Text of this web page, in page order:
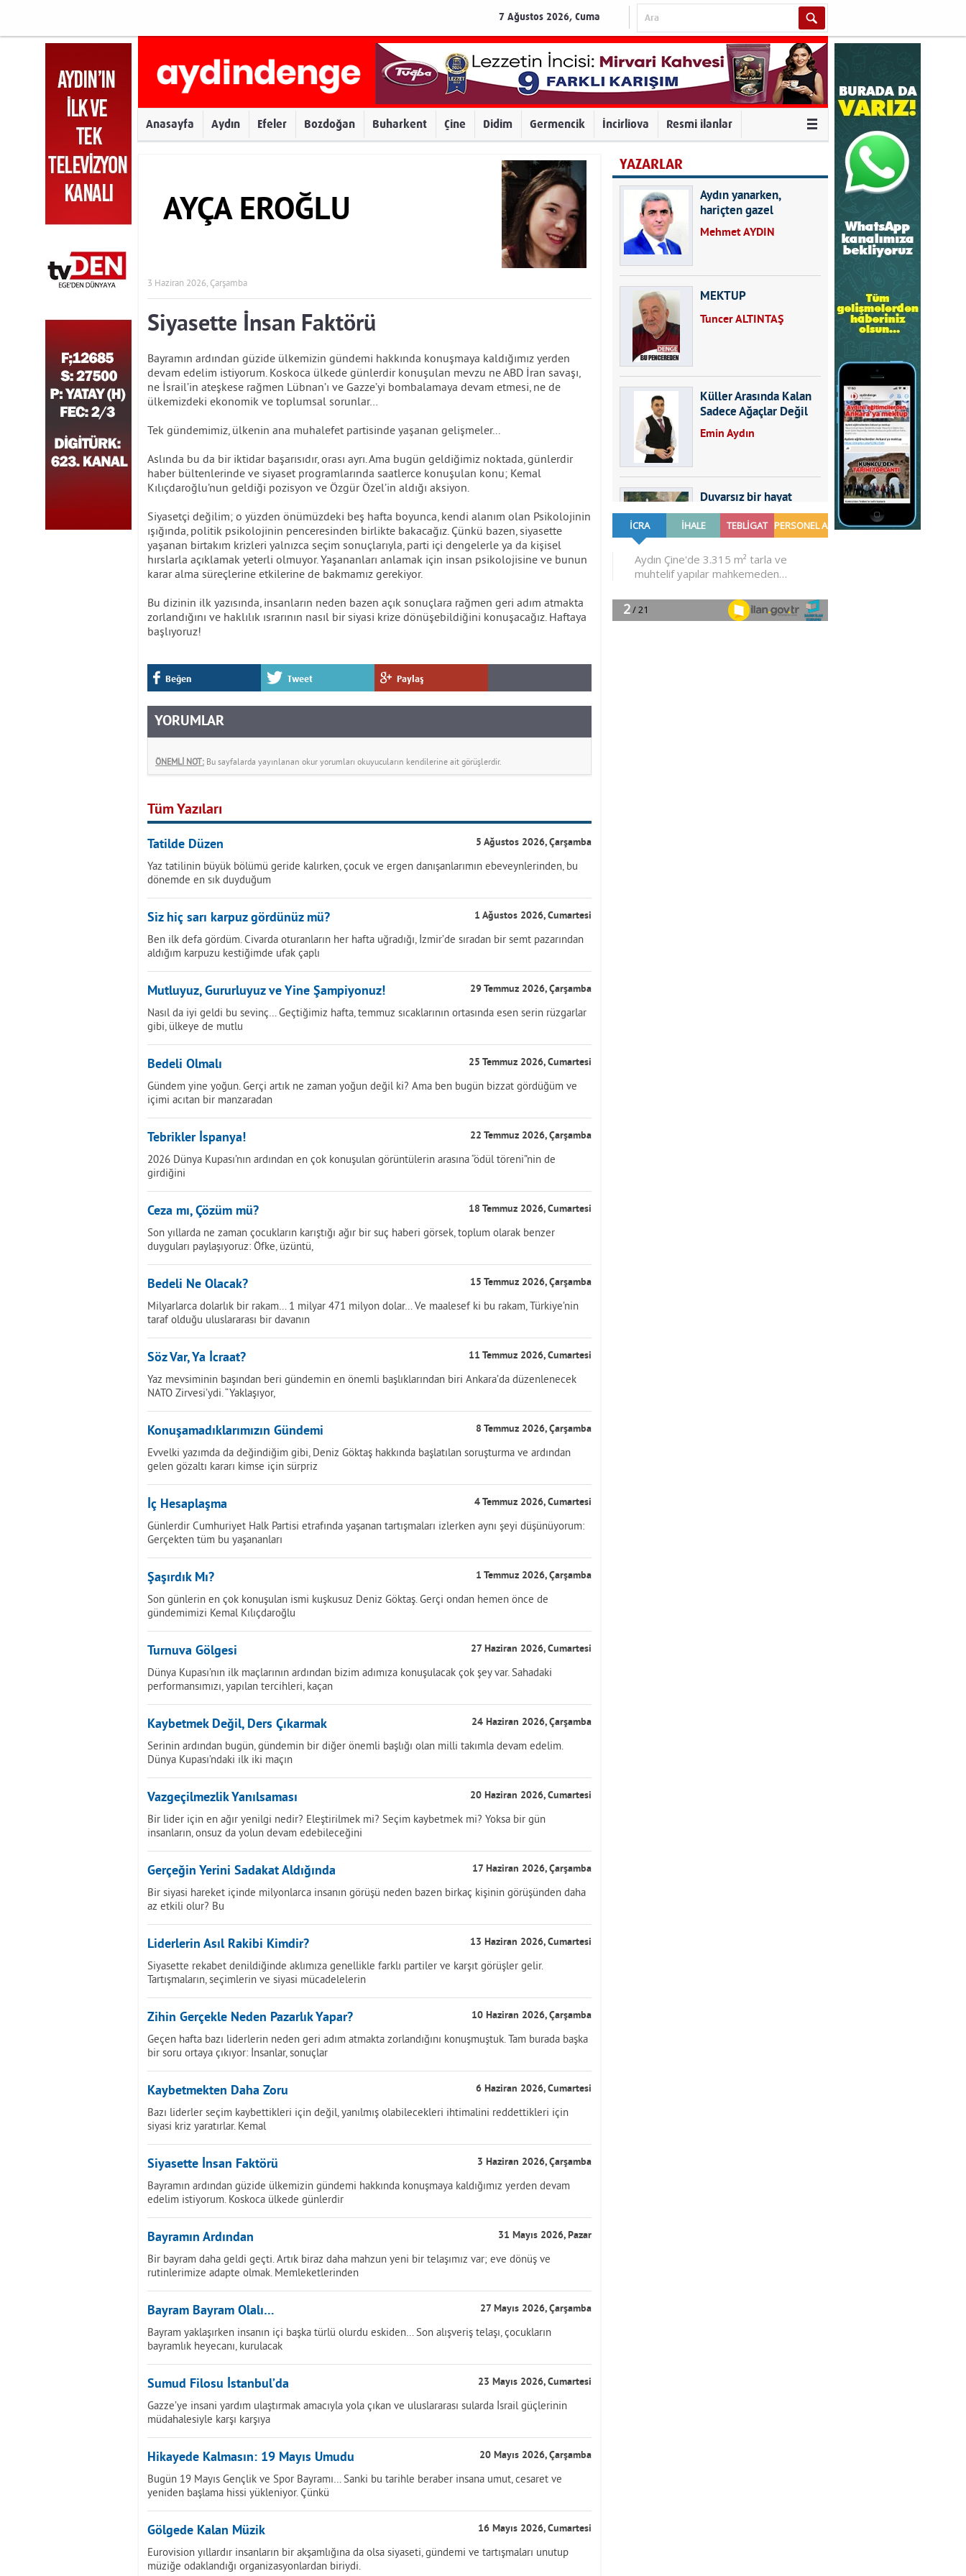
7 Ağustos 2026, Cuma
Anasayfa Aydın Efeler Bozdoğan Buharkent Çine Didim Germencik İncirliova Resmi ilanlar
AYÇA EROĞLU
3 Haziran 2026, Çarşamba
Siyasette İnsan Faktörü
Bayramın ardından güzide ülkemizin gündemi hakkında konuşmaya kaldığımız yerden
devam edelim istiyorum. Koskoca ülkede günlerdir konuşulan mevzu ne ABD İran savaşı,
ne İsrail’in ateşkese rağmen Lübnan’ı ve Gazze’yi bombalamaya devam etmesi, ne de
ülkemizdeki ekonomik ve toplumsal sorunlar…
Tek gündemimiz, ülkenin ana muhalefet partisinde yaşanan gelişmeler...
Aslında bu da bir iktidar başarısıdır, orası ayrı. Ama bugün geldiğimiz noktada, günlerdir
haber bültenlerinde ve siyaset programlarında saatlerce konuşulan konu; Kemal
Kılıçdaroğlu’nun geldiği pozisyon ve Özgür Özel’in aldığı aksiyon.
Siyasetçi değilim; o yüzden önümüzdeki beş hafta boyunca, kendi alanım olan Psikolojinin
ışığında, politik psikolojinin penceresinden birlikte bakacağız. Çünkü bazen, siyasette
yaşanan birtakım krizleri yalnızca seçim sonuçlarıyla, parti içi dengelerle ya da kişisel
hırslarla açıklamak yeterli olmuyor. Yaşananları anlamak için insan psikolojisine ve bunun
karar alma süreçlerine etkilerine de bakmamız gerekiyor.
Bu dizinin ilk yazısında, insanların neden bazen açık sonuçlara rağmen geri adım atmakta
zorlandığını ve haklılık ısrarının nasıl bir siyasi krize dönüşebildiğini konuşacağız. Haftaya
başlıyoruz!
Beğen Tweet Paylaş
YORUMLAR
ÖNEMLİ NOT: Bu sayfalarda yayınlanan okur yorumları okuyucuların kendilerine ait görüşlerdir.
Tüm Yazıları
Tatilde Düzen 5 Ağustos 2026, Çarşamba
Yaz tatilinin büyük bölümü geride kalırken, çocuk ve ergen danışanlarımın ebeveynlerinden, bu
dönemde en sık duyduğum
Siz hiç sarı karpuz gördünüz mü? 1 Ağustos 2026, Cumartesi
Ben ilk defa gördüm. Civarda oturanların her hafta uğradığı, İzmir’de sıradan bir semt pazarından
aldığım karpuzu kestiğimde ufak çaplı
Mutluyuz, Gururluyuz ve Yine Şampiyonuz! 29 Temmuz 2026, Çarşamba
Nasıl da iyi geldi bu sevinç… Geçtiğimiz hafta, temmuz sıcaklarının ortasında esen serin rüzgarlar
gibi, ülkeye de mutlu
Bedeli Olmalı 25 Temmuz 2026, Cumartesi
Gündem yine yoğun. Gerçi artık ne zaman yoğun değil ki? Ama ben bugün bizzat gördüğüm ve
içimi acıtan bir manzaradan
Tebrikler İspanya! 22 Temmuz 2026, Çarşamba
2026 Dünya Kupası’nın ardından en çok konuşulan görüntülerin arasına “ödül töreni”nin de
girdiğini
Ceza mı, Çözüm mü? 18 Temmuz 2026, Cumartesi
Son yıllarda ne zaman çocukların karıştığı ağır bir suç haberi görsek, toplum olarak benzer
duyguları paylaşıyoruz: Öfke, üzüntü,
Bedeli Ne Olacak? 15 Temmuz 2026, Çarşamba
Milyarlarca dolarlık bir rakam… 1 milyar 471 milyon dolar… Ve maalesef ki bu rakam, Türkiye’nin
taraf olduğu uluslararası bir davanın
Söz Var, Ya İcraat? 11 Temmuz 2026, Cumartesi
Yaz mevsiminin başından beri gündemin en önemli başlıklarından biri Ankara’da düzenlenecek
NATO Zirvesi’ydi. “Yaklaşıyor,
Konuşamadıklarımızın Gündemi 8 Temmuz 2026, Çarşamba
Evvelki yazımda da değindiğim gibi, Deniz Göktaş hakkında başlatılan soruşturma ve ardından
gelen gözaltı kararı kimse için sürpriz
İç Hesaplaşma 4 Temmuz 2026, Cumartesi
Günlerdir Cumhuriyet Halk Partisi etrafında yaşanan tartışmaları izlerken aynı şeyi düşünüyorum:
Gerçekten tüm bu yaşananları
Şaşırdık Mı? 1 Temmuz 2026, Çarşamba
Son günlerin en çok konuşulan ismi kuşkusuz Deniz Göktaş. Gerçi ondan hemen önce de
gündemimizi Kemal Kılıçdaroğlu
Turnuva Gölgesi 27 Haziran 2026, Cumartesi
Dünya Kupası’nın ilk maçlarının ardından bizim adımıza konuşulacak çok şey var. Sahadaki
performansımızı, yapılan tercihleri, kaçan
Kaybetmek Değil, Ders Çıkarmak 24 Haziran 2026, Çarşamba
Serinin ardından bugün, gündemin bir diğer önemli başlığı olan milli takımla devam edelim.
Dünya Kupası’ndaki ilk iki maçın
Vazgeçilmezlik Yanılsaması 20 Haziran 2026, Cumartesi
Bir lider için en ağır yenilgi nedir? Eleştirilmek mi? Seçim kaybetmek mi? Yoksa bir gün
insanların, onsuz da yolun devam edebileceğini
Gerçeğin Yerini Sadakat Aldığında 17 Haziran 2026, Çarşamba
Bir siyasi hareket içinde milyonlarca insanın görüşü neden bazen birkaç kişinin görüşünden daha
az etkili olur? Bu
Liderlerin Asıl Rakibi Kimdir? 13 Haziran 2026, Cumartesi
Siyasette rekabet denildiğinde aklımıza genellikle farklı partiler ve karşıt görüşler gelir.
Tartışmaların, seçimlerin ve siyasi mücadelelerin
Zihin Gerçekle Neden Pazarlık Yapar? 10 Haziran 2026, Çarşamba
Geçen hafta bazı liderlerin neden geri adım atmakta zorlandığını konuşmuştuk. Tam burada başka
bir soru ortaya çıkıyor: İnsanlar, sonuçlar
Kaybetmekten Daha Zoru 6 Haziran 2026, Cumartesi
Bazı liderler seçim kaybettikleri için değil, yanılmış olabilecekleri ihtimalini reddettikleri için
siyasi kriz yaratırlar. Kemal
Siyasette İnsan Faktörü 3 Haziran 2026, Çarşamba
Bayramın ardından güzide ülkemizin gündemi hakkında konuşmaya kaldığımız yerden devam
edelim istiyorum. Koskoca ülkede günlerdir
Bayramın Ardından 31 Mayıs 2026, Pazar
Bir bayram daha geldi geçti. Artık biraz daha mahzun yeni bir telaşımız var; eve dönüş ve
rutinlerimize adapte olmak. Memleketlerinden
Bayram Bayram Olalı… 27 Mayıs 2026, Çarşamba
Bayram yaklaşırken insanın içi başka türlü olurdu eskiden… Son alışveriş telaşı, çocukların
bayramlık heyecanı, kurulacak
Sumud Filosu İstanbul’da 23 Mayıs 2026, Cumartesi
Gazze’ye insani yardım ulaştırmak amacıyla yola çıkan ve uluslararası sularda İsrail güçlerinin
müdahalesiyle karşı karşıya
Hikayede Kalmasın: 19 Mayıs Umudu 20 Mayıs 2026, Çarşamba
Bugün 19 Mayıs Gençlik ve Spor Bayramı… Sanki bu tarihle beraber insana umut, cesaret ve
yeniden başlama hissi yükleniyor. Çünkü
Gölgede Kalan Müzik 16 Mayıs 2026, Cumartesi
Eurovision yıllardır insanların bir akşamlığına da olsa siyaseti, gündemi ve tartışmaları unutup
müziğe odaklandığı organizasyonlardan biriydi.
YAZARLAR
Aydın yanarken,
hariçten gazel
okuyarak kalpleri de
Mehmet AYDIN
MEKTUP
Tuncer ALTINTAŞ
Küller Arasında Kalan
Sadece Ağaçlar Değil
Emin Aydın
Duvarsız bir hayat
Furkan SARICA
GÜNDEMDE NELER
OLMALI?